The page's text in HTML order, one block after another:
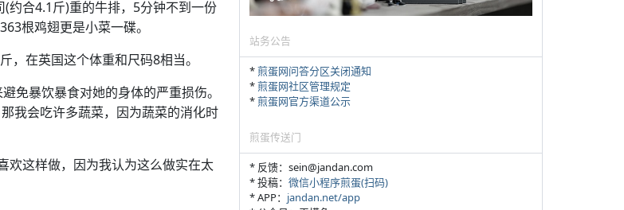
约合4.1斤)重的牛排，5分钟不到一份
根鸡翅更是小菜一碟。
在英国这个体重和尺码8相当。
免暴饮暴食对她的身体的严重损伤。
我会吃许多蔬菜，因为蔬菜的消化时
欢这样做，因为我认为这么做实在太
站务公告
*煎蛋网问答分区关闭通知
*煎蛋网社区管理规定
*煎蛋网官方渠道公示
煎蛋传送门
* 反馈：sein@jandan.com
* 投稿： 微信小程序煎蛋(扫码)
* APP： jandan.net/app